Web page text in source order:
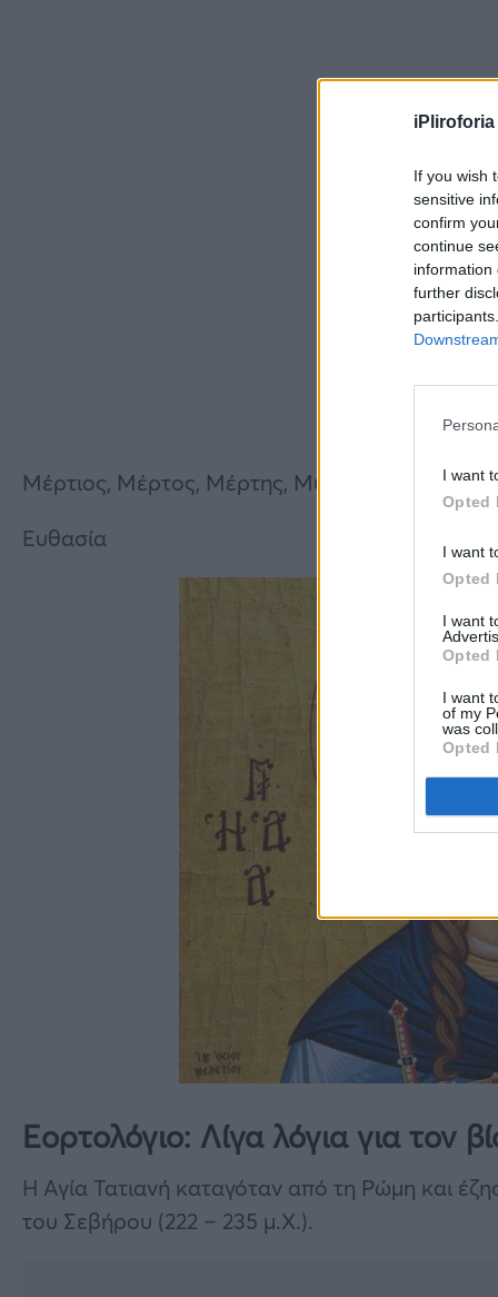
If you wish
sensitive
confirm
continue
information
further
I want
Opted
I want
Opted
I want
Opted
I want
of my
was
Opted
Μέρτιος, Μέρτος, Μέρτης, Μύρτος, Μερτία,
Ευθασία
Εορτολόγιο: Λίγα λόγια για τον
Η Αγία Τατιανή καταγόταν από τη Ρώμη και
του Σεβήρου (222 – 235 μ.Χ.).